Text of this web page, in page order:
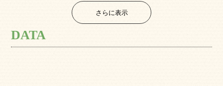
連ね、大正ロマンの雰囲気が漂う銀山温泉があり、四季を
通じて多くの観光客でにぎわいます。
そんな尾花沢市での田舎暮らしなんていかがでしょう
か。
さらに表示
DATA